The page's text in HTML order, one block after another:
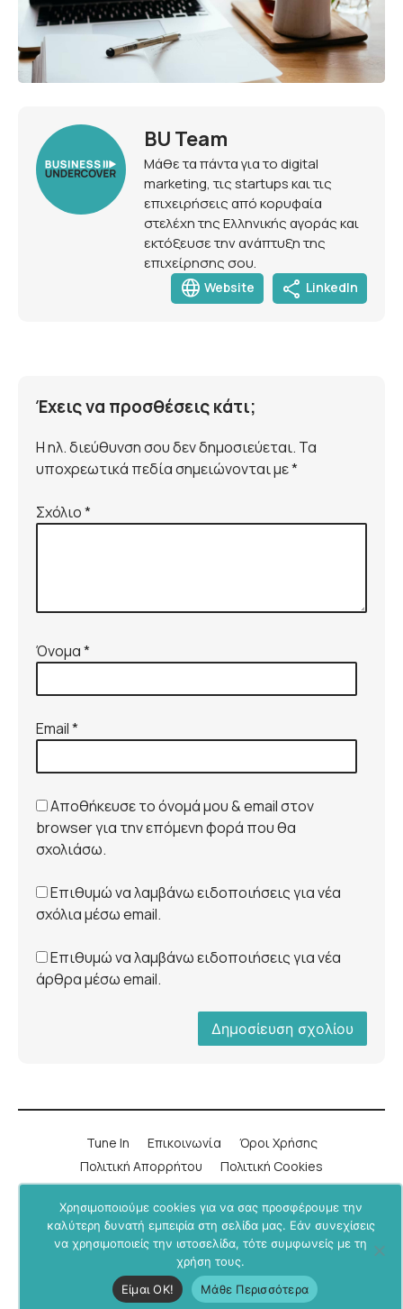
BU Team
Μάθε τα πάντα για το digital
marketing, τις startups και τις
επιχειρήσεις από κορυφαία
στελέχη της Ελληνικής αγοράς και
εκτόξευσε την ανάπτυξη της
επιχείρησης σου.
language Website share LinkedIn
Έχεις να προσθέσεις κάτι;
Η ηλ. διεύθυνση σου δεν δημοσιεύεται. Τα
υποχρεωτικά πεδία σημειώνονται με *
Σχόλιο*
Όνομα*
Email*
Αποθήκευσε το όνομά μου & email στον
browser για την επόμενη φορά που θα
σχολιάσω.
Επιθυμώ να λαμβάνω ειδοποιήσεις για νέα
σχόλια μέσω email.
Επιθυμώ να λαμβάνω ειδοποιήσεις για νέα
άρθρα μέσω email.
Tune In Επικοινωνία
Όροι Χρήσης
Πολιτική Απορρήτου
Πολιτική Cookies
LinkedInInstagramYouTubeFacebook
Υποστήριξε μας μέσα από τοBU+ στο Patreon .
Business Undercover © 2019-2026. All rights reserved.
Χρησιμοποιούμε cookies για να σας προσφέρουμε την
καλύτερη δυνατή εμπειρία στη σελίδα μας. Εάν συνεχίσεις
να χρησιμοποιείς την ιστοσελίδα, τότε συμφωνείς με τη
χρήση τους.
Είμαι ΟΚ!
Μάθε Περισσότερα